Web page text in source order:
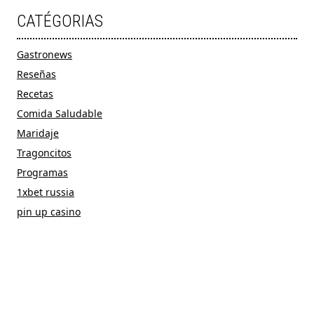
CATÉGORIAS
Gastronews
Reseñas
Recetas
Comida Saludable
Maridaje
Tragoncitos
Programas
1xbet russia
pin up casino